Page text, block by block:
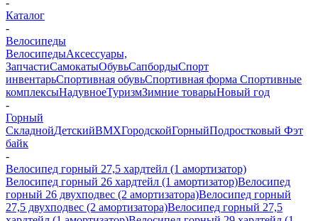
Каталог
-
Велосипеды
ВелосипедыАксессуары,
ЗапчастиСамокатыОбувьСапбордыСпорт
инвентарьСпортивная обувьСпортивная форма Спортивные
комплексыНадувноеТуризмЗимние товарыНовый год
-
Горный
СкладнойДетскийBMXГородскойГорныйПодростковый Фэт
байк
-
Велосипед горный 27,5 хардтейл (1 амортизатор)
Велосипед горный 26 хардтейл (1 амортизатор)Велосипед
горный 26 двухподвес (2 амортизатора)Велосипед горный
27,5 двухподвес (2 амортизатора)Велосипед горный 27,5